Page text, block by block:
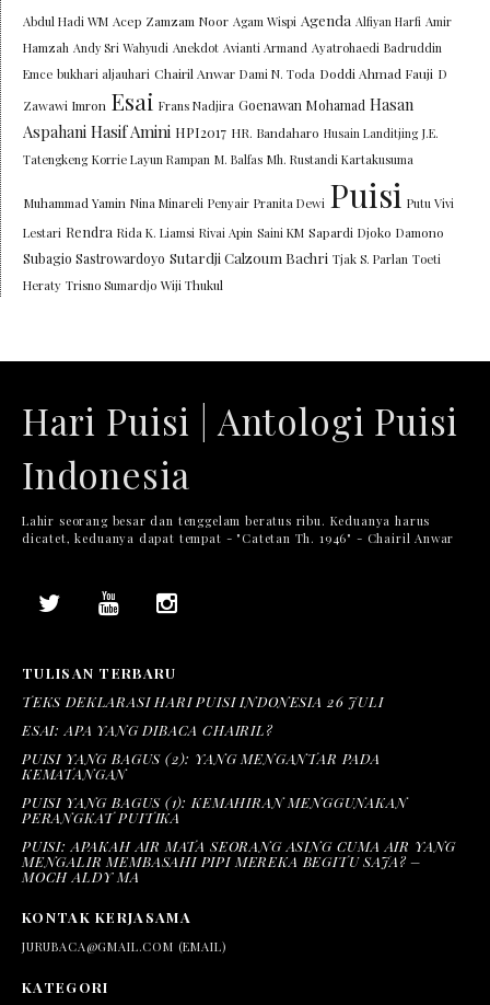
Abdul Hadi WM Acep Zamzam Noor Agam Wispi Agenda Alfiyan Harfi Amir
Hamzah Andy Sri Wahyudi Anekdot Avianti Armand Ayatrohaedi Badruddin
Emce bukhari aljauhari Chairil Anwar Dami N. Toda Doddi Ahmad Fauji D
Zawawi Imron Esai Frans Nadjira Goenawan Mohamad Hasan
Aspahani Hasif Amini HPI2017 HR. Bandaharo Husain Landitjing J.E.
Tatengkeng Korrie Layun Rampan M. Balfas Mh. Rustandi Kartakusuma
Muhammad Yamin Nina Minareli Penyair Pranita Dewi Puisi Putu Vivi
Lestari Rendra Rida K. Liamsi Rivai Apin Saini KM Sapardi Djoko Damono
Subagio Sastrowardoyo Sutardji Calzoum Bachri Tjak S. Parlan Toeti
Heraty Trisno Sumardjo Wiji Thukul
Hari Puisi | Antologi Puisi
Indonesia
Lahir seorang besar dan tenggelam beratus ribu. Keduanya harus
dicatet, keduanya dapat tempat - "Catetan Th. 1946" - Chairil Anwar
TULISAN TERBARU
TEKS DEKLARASI HARI PUISI INDONESIA 26 JULI
ESAI: APA YANG DIBACA CHAIRIL?
PUISI YANG BAGUS (2): YANG MENGANTAR PADA
KEMATANGAN
PUISI YANG BAGUS (1): KEMAHIRAN MENGGUNAKAN
PERANGKAT PUITIKA
PUISI: APAKAH AIR MATA SEORANG ASING CUMA AIR YANG
MENGALIR MEMBASAHI PIPI MEREKA BEGITU SAJA? –
MOCH ALDY MA
KONTAK KERJASAMA
JURUBACA@GMAIL.COM (EMAIL)
KATEGORI